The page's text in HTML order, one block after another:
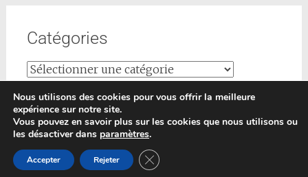
Catégories
Copyright © 2026Formations-conseils
ThèmeRadiate par ThemeGrill. Powered by
Nous utilisons des cookies pour vous offrir la meilleure
expérience sur notre site.
Vous pouvez en savoir plus sur les cookies que nous utilisons ou
les désactiver dans paramètres.
Accepter Rejeter Fermer la bannière des cookies